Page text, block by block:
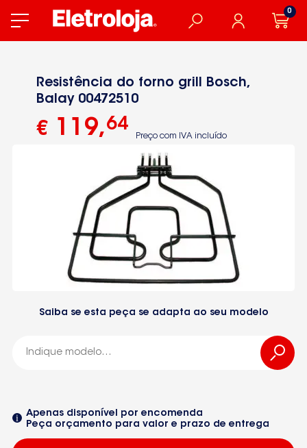
0
Resistência do forno grill Bosch,
Balay 00472510
€ 119,64
Preço com IVA incluído
Saiba se esta peça se adapta ao seu modelo
-00472510
Apenas disponível por encomenda
Peça orçamento para valor e prazo de entrega